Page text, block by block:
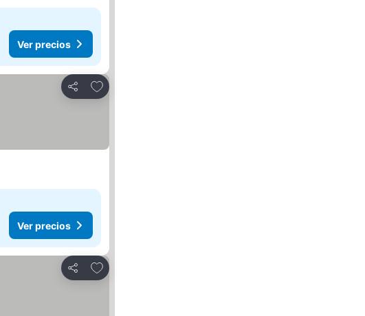
Ver precios
Compartir
Agregar a favoritos
Ver precios
Compartir
Agregar a favoritos